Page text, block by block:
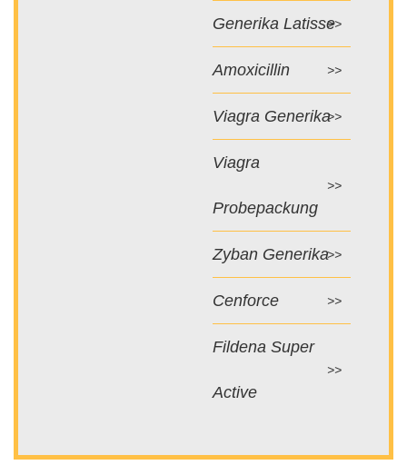
Generika Latisse
Amoxicillin
Viagra Generika
Viagra
Probepackung
Zyban Generika
Cenforce
Fildena Super
Active